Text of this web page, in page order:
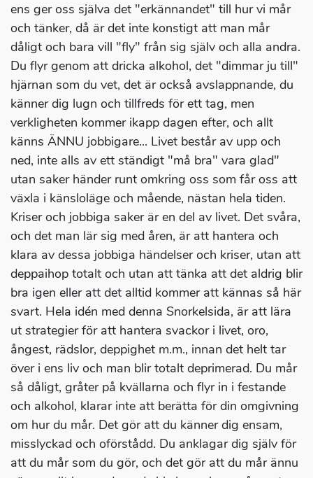
ens ger oss själva det "erkännandet" till hur vi mår
och tänker, då är det inte konstigt att man mår
dåligt och bara vill "fly" från sig själv och alla andra.
Du flyr genom att dricka alkohol, det "dimmar ju till"
hjärnan som du vet, det är också avslappnande, du
känner dig lugn och tillfreds för ett tag, men
verkligheten kommer ikapp dagen efter, och allt
känns ÄNNU jobbigare... Livet består av upp och
ned, inte alls av ett ständigt "må bra" vara glad"
utan saker händer runt omkring oss som får oss att
växla i känsloläge och mående, nästan hela tiden.
Kriser och jobbiga saker är en del av livet. Det svåra,
och det man lär sig med åren, är att hantera och
klara av dessa jobbiga händelser och kriser, utan att
deppaihop totalt och utan att tänka att det aldrig blir
bra igen eller att det alltid kommer att kännas så här
svart. Hela idén med denna Snorkelsida, är att lära
ut strategier för att hantera svackor i livet, oro,
ångest, rädslor, deppighet m.m., innan det helt tar
över i ens liv och man blir totalt deprimerad. Du mår
så dåligt, gråter på kvällarna och flyr in i festande
och alkohol, klarar inte att berätta för din omgivning
om hur du mår. Det gör att du känner dig ensam,
misslyckad och oförstådd. Du anklagar dig själv för
att du mår som du gör, och det gör att du mår ännu